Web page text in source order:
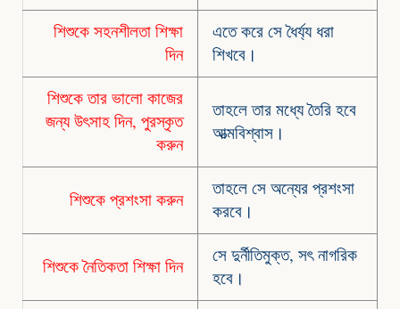
শিশুকে সহনশীলতা শিক্ষা
দিন
এতে করে সে ধৈর্য্য ধরা
শিখবে।
শিশুকে তার ভালো কাজের
জন্য উৎসাহ দিন, পুরস্কৃত
করুন
তাহলে তার মধ্যে তৈরি হবে
আত্মবিশ্বাস।
শিশুকে প্রশংসা করুন
তাহলে সে অন্যের প্রশংসা
করবে।
শিশুকে নৈতিকতা শিক্ষা দিন
সে দুর্নীতিমুক্ত, সৎ নাগরিক
হবে।